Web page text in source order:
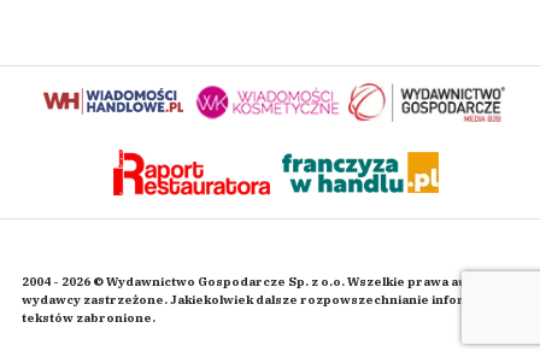
2004 - 2026 © Wydawnictwo Gospodarcze Sp. z o.o. Wszelkie prawa autorskie
wydawcy zastrzeżone. Jakiekolwiek dalsze rozpowszechnianie informacji i
tekstów zabronione.